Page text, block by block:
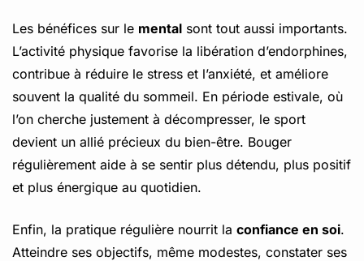
Les bénéfices sur le mental sont tout aussi importants.
L’activité physique favorise la libération d’endorphines,
contribue à réduire le stress et l’anxiété, et améliore
souvent la qualité du sommeil. En période estivale, où
l’on cherche justement à décompresser, le sport
devient un allié précieux du bien-être. Bouger
régulièrement aide à se sentir plus détendu, plus positif
et plus énergique au quotidien.
Enfin, la pratique régulière nourrit la confiance en soi.
Atteindre ses objectifs, même modestes, constater ses